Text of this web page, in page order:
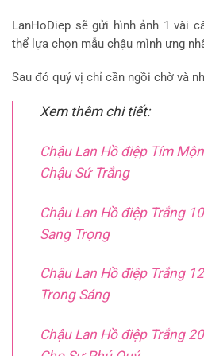
LanHoDiep sẽ gửi hình ảnh 1 vài
thể lựa chọn mẫu chậu mình ưng
Sau đó quý vị chỉ cần ngồi chờ và
Xem thêm chi tiết:
Chậu Lan Hồ điệp Tím
Chậu Sứ Trắng
Chậu Lan Hồ điệp Trắng
Sang Trọng
Chậu Lan Hồ điệp Trắng
Trong Sáng
Chậu Lan Hồ điệp Trắng